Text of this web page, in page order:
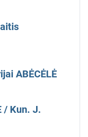
ABĖCĖLĖ
/ Kun. J.